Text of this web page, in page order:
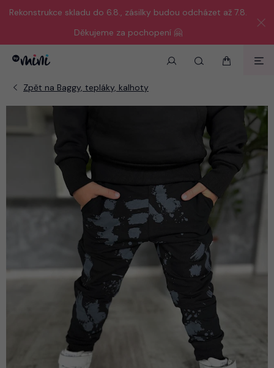
Rekonstrukce skladu do 6.8., zásilky budou odcházet až 7.8.
Děkujeme za pochopení 🤗